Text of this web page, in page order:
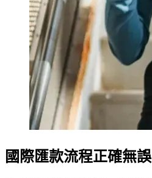
國際匯款流程正確無誤